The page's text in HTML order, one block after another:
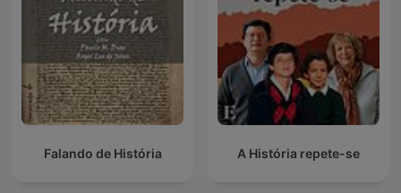
Falando de História A História repete-se